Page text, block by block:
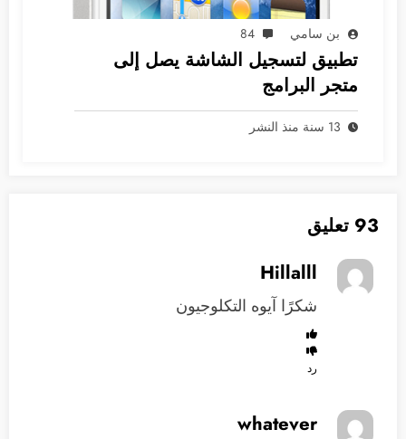
بن سامي 84
تطبيق لتسجيل الشاشة يصل إلى
متجر البرامج
13 سنة منذ النشر
93 تعليق
Hillalll
شكرًا آيوه التكلوجيون
رد
whatever